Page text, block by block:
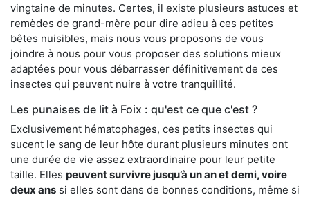
vingtaine de minutes. Certes, il existe plusieurs astuces et
remèdes de grand-mère pour dire adieu à ces petites
bêtes nuisibles, mais nous vous proposons de vous
joindre à nous pour vous proposer des solutions mieux
adaptées pour vous débarrasser définitivement de ces
insectes qui peuvent nuire à votre tranquillité.
Les punaises de lit à Foix : qu'est ce que c'est ?
Exclusivement hématophages, ces petits insectes qui
sucent le sang de leur hôte durant plusieurs minutes ont
une durée de vie assez extraordinaire pour leur petite
taille. Elles peuvent survivre jusqu’à un an et demi, voire
deux ans si elles sont dans de bonnes conditions, même si